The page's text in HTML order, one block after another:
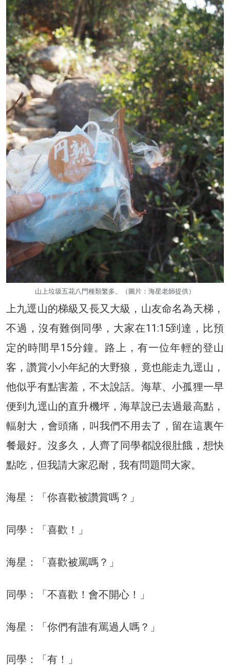
山上垃圾五花八門種類繁多。（圖片：海星老師提供）
上九逕山的梯級又長又大級，山友命名為天梯，
不過，沒有難倒同學，大家在11:15到達，比預
定的時間早15分鐘。路上，有一位年輕的登山
客，讚賞小小年紀的大野狼，竟也能走九逕山，
他似乎有點害羞，不太說話。海草、小孤狸一早
便到九逕山的直升機坪，海草說已去過最高點，
輻射大，會頭痛，叫我們不用去了，留在這裏午
餐最好。沒多久，人齊了同學都說很肚餓，想快
點吃，但我請大家忍耐，我有問題問大家。
海星：「你喜歡被讚賞嗎？」
同學：「喜歡！」
海星：「喜歡被罵嗎？」
同學：「不喜歡！會不開心！」
海星：「你們有誰有罵過人嗎？」
同學：「有！」